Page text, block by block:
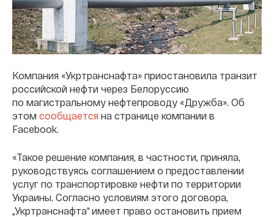
Компания «Укртранснафта» приостановила транзит
российской нефти через Белоруссию
по магистральному нефтепроводу «Дружба». Об
этом сообщается на странице компании в
Facebook.
«Такое решение компания, в частности, приняла,
руководствуясь соглашением о предоставлении
услуг по транспортировке нефти по территории
Украины. Согласно условиям этого договора,
„Укртранснафта“ имеет право остановить прием